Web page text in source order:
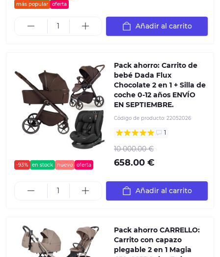
más popular
oferta
Añadir al carrito
-93% en stock nuevo oferta
Pack ahorro: Carrito de
bebé Dada Flux
Chocolate 2 en 1 + Silla de
coche 0-12 años ENVÍO
EN SEPTIEMBRE.
Código de producto: 22052026
1
10 000.00 €
658.00 €
Añadir al carrito
Pack ahorro CARRELLO:
Carrito con capazo
plegable 2 en 1 Magia